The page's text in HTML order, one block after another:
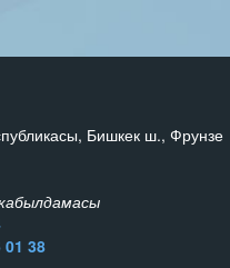
Бишкек ш., Фрунзе
01 38